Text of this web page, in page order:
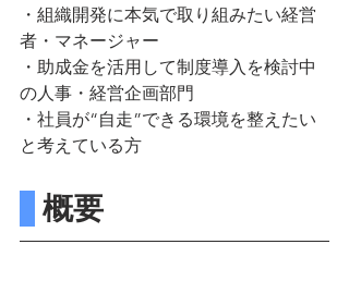
・組織開発に本気で取り組みたい経営
者・マネージャー
・助成金を活用して制度導入を検討中
の人事・経営企画部門
・社員が“自走”できる環境を整えたい
と考えている方
概要